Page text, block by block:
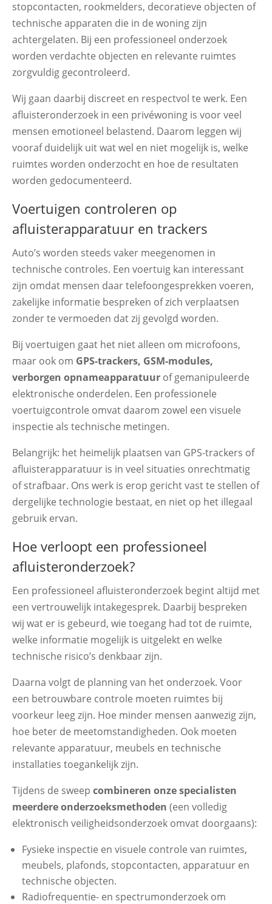
stopcontacten, rookmelders, decoratieve objecten of
technische apparaten die in de woning zijn
achtergelaten. Bij een professioneel onderzoek
worden verdachte objecten en relevante ruimtes
zorgvuldig gecontroleerd.
Wij gaan daarbij discreet en respectvol te werk. Een
afluisteronderzoek in een privéwoning is voor veel
mensen emotioneel belastend. Daarom leggen wij
vooraf duidelijk uit wat wel en niet mogelijk is, welke
ruimtes worden onderzocht en hoe de resultaten
worden gedocumenteerd.
Voertuigen controleren op
afluisterapparatuur en trackers
Auto’s worden steeds vaker meegenomen in
technische controles. Een voertuig kan interessant
zijn omdat mensen daar telefoongesprekken voeren,
zakelijke informatie bespreken of zich verplaatsen
zonder te vermoeden dat zij gevolgd worden.
Bij voertuigen gaat het niet alleen om microfoons,
maar ook om GPS-trackers, GSM-modules,
verborgen opnameapparatuur of gemanipuleerde
elektronische onderdelen. Een professionele
voertuigcontrole omvat daarom zowel een visuele
inspectie als technische metingen.
Belangrijk: het heimelijk plaatsen van GPS-trackers of
afluisterapparatuur is in veel situaties onrechtmatig
of strafbaar. Ons werk is erop gericht vast te stellen of
dergelijke technologie bestaat, en niet op het illegaal
gebruik ervan.
Hoe verloopt een professioneel
afluisteronderzoek?
Een professioneel afluisteronderzoek begint altijd met
een vertrouwelijk intakegesprek. Daarbij bespreken
wij wat er is gebeurd, wie toegang had tot de ruimte,
welke informatie mogelijk is uitgelekt en welke
technische risico’s denkbaar zijn.
Daarna volgt de planning van het onderzoek. Voor
een betrouwbare controle moeten ruimtes bij
voorkeur leeg zijn. Hoe minder mensen aanwezig zijn,
hoe beter de meetomstandigheden. Ook moeten
relevante apparatuur, meubels en technische
installaties toegankelijk zijn.
Tijdens de sweep combineren onze specialisten
meerdere onderzoeksmethoden (een volledig
elektronisch veiligheidsonderzoek omvat doorgaans):
Fysieke inspectie en visuele controle van ruimtes,
meubels, plafonds, stopcontacten, apparatuur en
technische objecten.
Radiofrequentie- en spectrumonderzoek om